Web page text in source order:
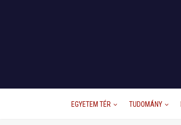
EGYETEM TÉR TUDOMÁNY